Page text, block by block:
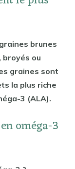
brunes
broyés ou
graines sont
la plus riche
3 (ALA).
oméga-3